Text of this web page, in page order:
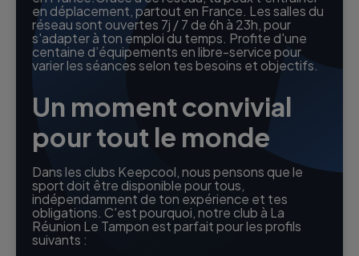
en déplacement, partout en France. Les salles du
réseau sont ouvertes 7j / 7 de 6h à 23h, pour
s'adapter à ton emploi du temps. Profite d'une
centaine d’équipements en libre-service pour
varier les séances selon tes besoins et objectifs.
Un moment convivial
pour tout le monde
Dans les clubs Keepcool, nous pensons que le
sport doit être disponible pour tous,
indépendamment de ton expérience et tes
obligations. C'est pourquoi, notre club à La
Réunion Le Tampon est parfait pour les profils
suivants :